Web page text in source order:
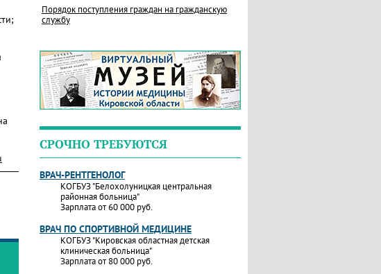
Порядок поступления граждан на гражданскую
службу
СРОЧНО ТРЕБУЮТСЯ
ВРАЧ-РЕНТГЕНОЛОГ
КОГБУЗ "Белохолуницкая центральная
районная больница"
Зарплата от 60 000 руб.
ВРАЧ ПО СПОРТИВНОЙ МЕДИЦИНЕ
КОГБУЗ "Кировская областная детская
клиническая больница"
Зарплата от 80 000 руб.